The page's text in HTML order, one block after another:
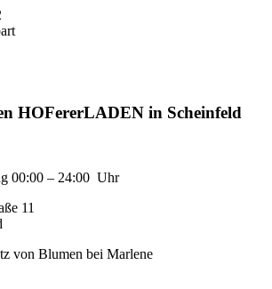
HOFererLADEN in Scheinfeld
00:00 – 24:00 Uhr
11
von Blumen bei Marlene